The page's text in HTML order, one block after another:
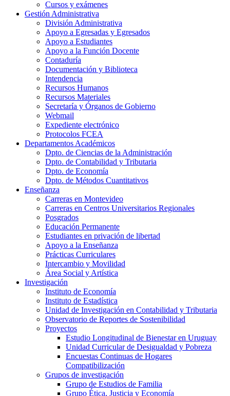
Cursos y exámenes
Gestión Administrativa
División Administrativa
Apoyo a Egresadas y Egresados
Apoyo a Estudiantes
Apoyo a la Función Docente
Contaduría
Documentación y Biblioteca
Intendencia
Recursos Humanos
Recursos Materiales
Secretaría y Órganos de Gobierno
Webmail
Expediente electrónico
Protocolos FCEA
Departamentos Académicos
Dpto. de Ciencias de la Administración
Dpto. de Contabilidad y Tributaria
Dpto. de Economía
Dpto. de Métodos Cuantitativos
Enseñanza
Carreras en Montevideo
Carreras en Centros Universitarios Regionales
Posgrados
Educación Permanente
Estudiantes en privación de libertad
Apoyo a la Enseñanza
Prácticas Curriculares
Intercambio y Movilidad
Área Social y Artística
Investigación
Instituto de Economía
Instituto de Estadística
Unidad de Investigación en Contabilidad y Tributaria
Observatorio de Reportes de Sostenibilidad
Proyectos
Estudio Longitudinal de Bienestar en Uruguay
Unidad Curricular de Desigualdad y Pobreza
Encuestas Continuas de Hogares
Compatibilización
Grupos de investigación
Grupo de Estudios de Familia
Grupo Ética, Justicia y Economía